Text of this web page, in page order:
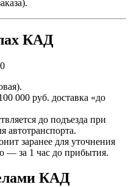
КАД
000 руб. доставка «до
до подъезда при
автотранспорта.
заранее для уточнения
— за 1 час до прибытия.
КАД